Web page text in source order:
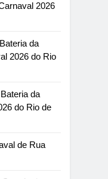
2026
da
2026 do Rio
da
do Rio de
de Rua